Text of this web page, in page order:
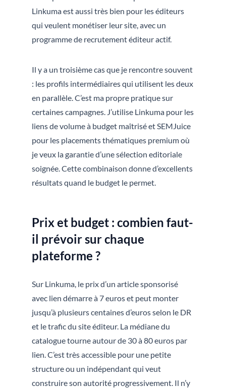
Linkuma est aussi très bien pour les éditeurs
qui veulent monétiser leur site, avec un
programme de recrutement éditeur actif.
Il y a un troisième cas que je rencontre souvent
: les profils intermédiaires qui utilisent les deux
en parallèle. C’est ma propre pratique sur
certaines campagnes. J’utilise Linkuma pour les
liens de volume à budget maîtrisé et SEMJuice
pour les placements thématiques premium où
je veux la garantie d’une sélection editoriale
soignée. Cette combinaison donne d’excellents
résultats quand le budget le permet.
Prix et budget : combien faut-
il prévoir sur chaque
plateforme ?
Sur Linkuma, le prix d’un article sponsorisé
avec lien démarre à 7 euros et peut monter
jusqu’à plusieurs centaines d’euros selon le DR
et le trafic du site éditeur. La médiane du
catalogue tourne autour de 30 à 80 euros par
lien. C’est très accessible pour une petite
structure ou un indépendant qui veut
construire son autorité progressivement. Il n’y